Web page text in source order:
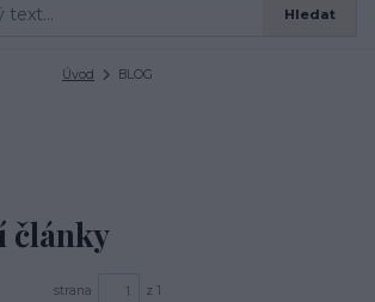
Hledat
Úvod BLOG
články
strana z 1